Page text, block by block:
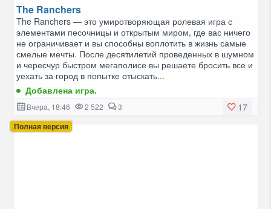
The Ranchers
The Ranchers — это умиротворяющая ролевая игра с
элементами песочницы и открытым миром, где вас ничего
не ограничивает и вы способны воплотить в жизнь самые
смелые мечты. После десятилетий проведенных в шумном
и чересчур быстром мегаполисе вы решаете бросить все и
уехать за город в попытке отыскать...
Добавлена игра.
17
Вчера, 18:46 2 522 3
Полная версия